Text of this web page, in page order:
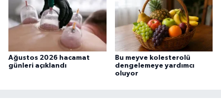
Ağustos 2026 hacamat
günleri açıklandı
Bu meyve kolesterolü
dengelemeye yardımcı
oluyor